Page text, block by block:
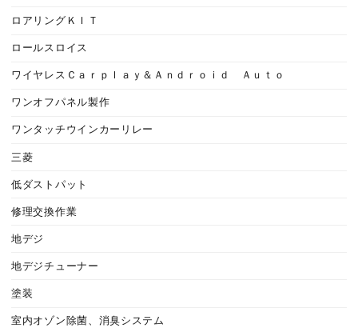
ロアリングＫＩＴ
ロールスロイス
ワイヤレスＣａｒｐｌａｙ＆Ａｎｄｒｏｉｄ Ａｕｔｏ
ワンオフパネル製作
ワンタッチウインカーリレー
三菱
低ダストパット
修理交換作業
地デジ
地デジチューナー
塗装
室内オゾン除菌、消臭システム